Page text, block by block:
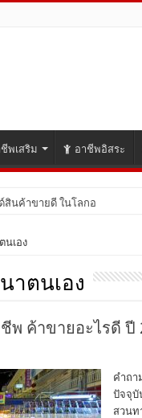
พเสริม อาชีพอิสระ
สินค้าขายดี ในโลกออนไลน์ ปี
นเอง
าตนเอง
พ ค้าขายอะไรดี ปี
คำถา
ปัจจุบั
สวนท